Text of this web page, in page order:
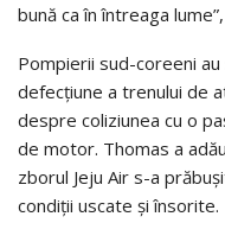
bună ca în întreaga
Pompierii sud-coreeni
defecțiune a trenului de
despre coliziunea cu o
de motor. Thomas a
zborul Jeju Air s-a
condiții uscate și însorite.